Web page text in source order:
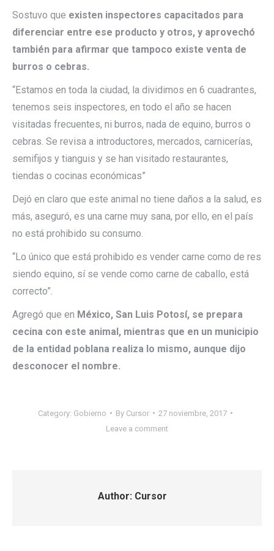
Sostuvo que existen inspectores capacitados para
diferenciar entre ese producto y otros, y aprovechó
también para afirmar que tampoco existe venta de
burros o cebras.
“Estamos en toda la ciudad, la dividimos en 6 cuadrantes,
tenemos seis inspectores, en todo el año se hacen
visitadas frecuentes, ni burros, nada de equino, burros o
cebras. Se revisa a introductores, mercados, carnicerías,
semifijos y tianguis y se han visitado restaurantes,
tiendas o cocinas económicas”
Dejó en claro que este animal no tiene daños a la salud, es
más, aseguró, es una carne muy sana, por ello, en el país
no está prohibido su consumo.
“Lo único que está prohibido es vender carne como de res
siendo equino, sí se vende como carne de caballo, está
correcto”.
Agregó que en México, San Luis Potosí, se prepara
cecina con este animal, mientras que en un municipio
de la entidad poblana realiza lo mismo, aunque dijo
desconocer el nombre.
Category: Gobierno By Cursor
27 noviembre, 2017
Leave a comment
Author: Cursor